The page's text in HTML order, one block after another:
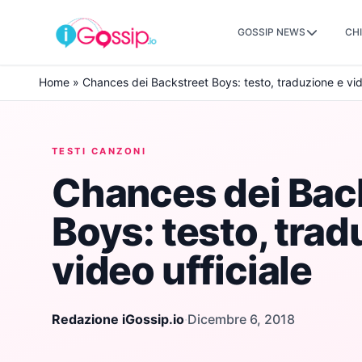
Skip to content
GOSSIP NEWS
Home » Chances dei Backstreet Boys: testo, traduzione e
TESTI CANZONI
Chances dei
Boys: testo,
video ufficiale
Redazione iGossip.io·Dicembre 6, 2018